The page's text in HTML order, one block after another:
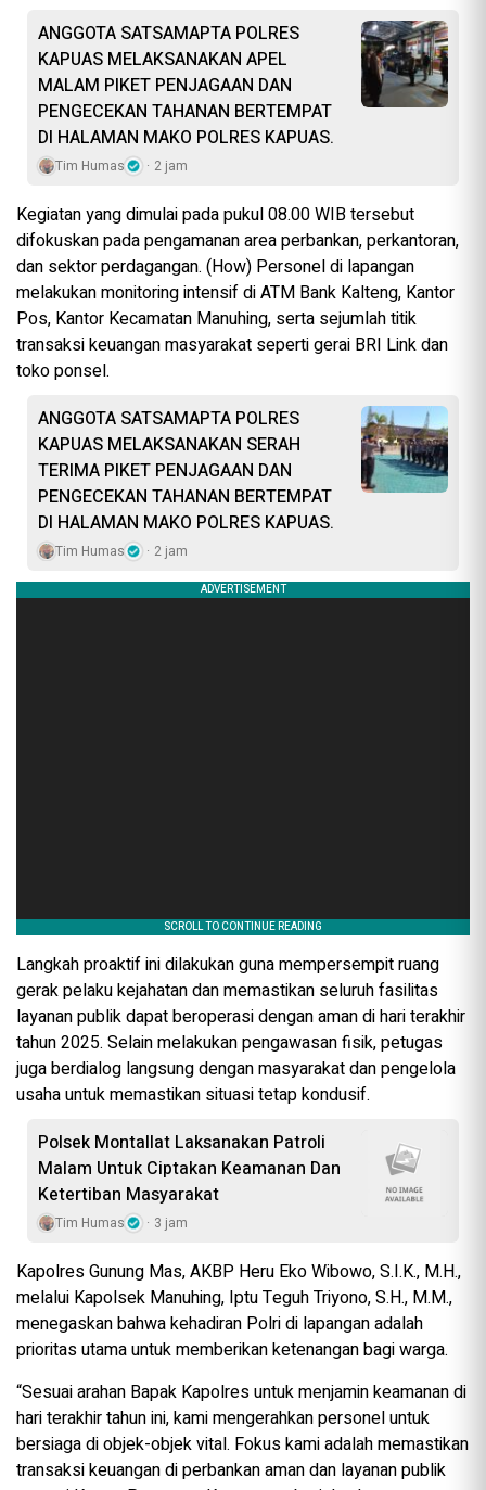
ANGGOTA SATSAMAPTA POLRES
KAPUAS MELAKSANAKAN APEL
MALAM PIKET PENJAGAAN DAN
PENGECEKAN TAHANAN BERTEMPAT
DI HALAMAN MAKO POLRES KAPUAS.
Tim Humas 2 jam
Kegiatan yang dimulai pada pukul 08.00 WIB tersebut
difokuskan pada pengamanan area perbankan, perkantoran,
dan sektor perdagangan. (How) Personel di lapangan
melakukan monitoring intensif di ATM Bank Kalteng, Kantor
Pos, Kantor Kecamatan Manuhing, serta sejumlah titik
transaksi keuangan masyarakat seperti gerai BRI Link dan
toko ponsel.
ANGGOTA SATSAMAPTA POLRES
KAPUAS MELAKSANAKAN SERAH
TERIMA PIKET PENJAGAAN DAN
PENGECEKAN TAHANAN BERTEMPAT
DI HALAMAN MAKO POLRES KAPUAS.
Tim Humas 2 jam
Langkah proaktif ini dilakukan guna mempersempit ruang
gerak pelaku kejahatan dan memastikan seluruh fasilitas
layanan publik dapat beroperasi dengan aman di hari terakhir
tahun 2025. Selain melakukan pengawasan fisik, petugas
juga berdialog langsung dengan masyarakat dan pengelola
usaha untuk memastikan situasi tetap kondusif.
Polsek Montallat Laksanakan Patroli
Malam Untuk Ciptakan Keamanan Dan
Ketertiban Masyarakat
Tim Humas 3 jam
Kapolres Gunung Mas, AKBP Heru Eko Wibowo, S.I.K., M.H.,
melalui Kapolsek Manuhing, Iptu Teguh Triyono, S.H., M.M.,
menegaskan bahwa kehadiran Polri di lapangan adalah
prioritas utama untuk memberikan ketenangan bagi warga.
“Sesuai arahan Bapak Kapolres untuk menjamin keamanan di
hari terakhir tahun ini, kami mengerahkan personel untuk
bersiaga di objek-objek vital. Fokus kami adalah memastikan
transaksi keuangan di perbankan aman dan layanan publik